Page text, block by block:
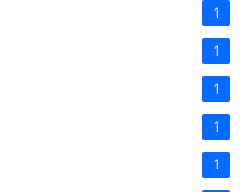
1
1
1
1
1